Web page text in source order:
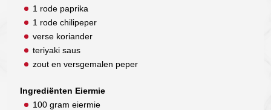
1 rode paprika
1 rode chilipeper
verse koriander
teriyaki saus
zout en versgemalen peper
Ingrediënten Eiermie
100 gram eiermie